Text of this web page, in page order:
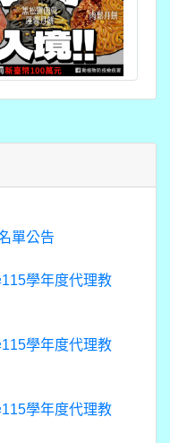
單公告
學年度代理教
學年度代理教
學年度代理教